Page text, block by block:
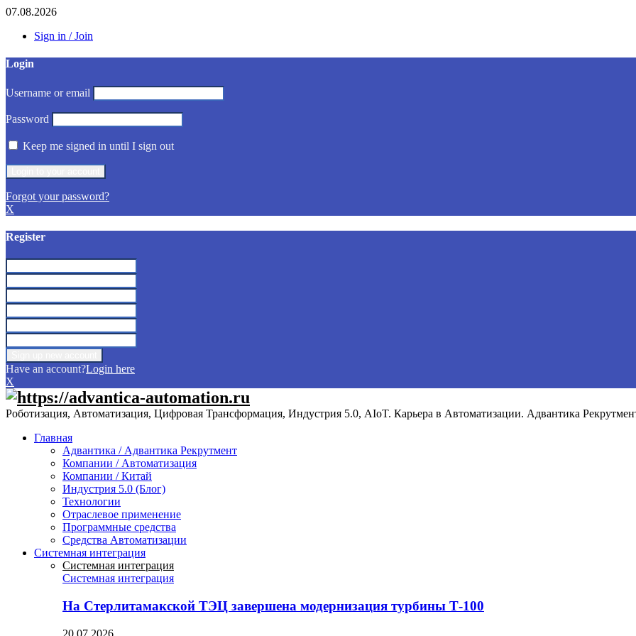
07.08.2026
Sign in / Join
Login
Username or email
Password
Keep me signed in until I sign out
Forgot your password?
X
Register
Have an account?Login here
X
Роботизация, Автоматизация, Цифровая Трансформация, Индустрия 5.0, AIoT. Карьера в Автоматизации. Адвантика
Главная
Адвантика / Адвантика Рекрутмент
Компании / Автоматизация
Компании / Китай
Индустрия 5.0 (Блог)
Технологии
Отраслевое применение
Программные средства
Средства Автоматизации
Системная интеграция
Системная интеграция
Системная интеграция
На Стерлитамакской ТЭЦ завершена модернизация турбины Т-100
20.07.2026